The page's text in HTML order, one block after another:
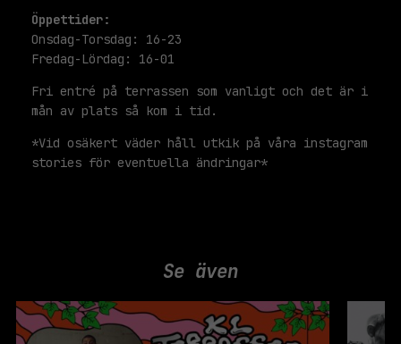
Öppettider:
Onsdag-Torsdag: 16-23
Fredag-Lördag: 16-01
Fri entré på terrassen som vanligt och det är i
mån av plats så kom i tid.
*Vid osäkert väder håll utkik på våra instagram
stories för eventuella ändringar*
Se även